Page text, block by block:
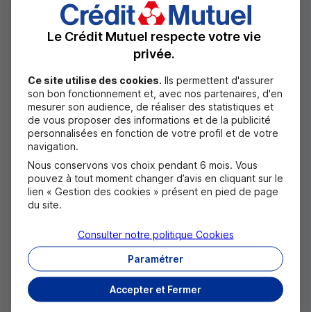
immédiates :
Versement d’une «aide mutualiste» de 150 €.
Cette aide sera versée aux étudiants et apprentis
titulaires d’un prêt étudiant en période de
franchise de remboursement, c’est-à-dire ayant
toujours le statut d’étudiants ;
Prolongation de la période de franchise de six
mois complémentaires, sans frais et à taux
0 %, pour tous ceux qui doivent commencer à
rembourser cet été leur prêt étudiant. Grâce à
premiers remboursements de six mois
Le versement de l’Aide Mutualiste aux étudiants et
Le Crédit Mutuel respecte votre vie
privée.
Ce site utilise des cookies. Ils permettent d'assurer
son bon fonctionnement et, avec nos partenaires, d'en
mesurer son audience, de réaliser des statistiques et
de vous proposer des informations et de la publicité
personnalisées en fonction de votre profil et de votre
navigation.
Nous conservons vos choix pendant 6 mois. Vous
pouvez à tout moment changer d’avis en cliquant sur le
lien « Gestion des cookies » présent en pied de page
du site.
Accepter et Fermer
Paramétrer
Consulter notre politique Cookies